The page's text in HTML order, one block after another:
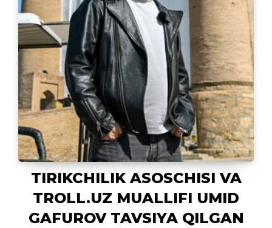
TIRIKCHILIK ASOSCHISI VA
TROLL.UZ MUALLIFI UMID
GAFUROV TAVSIYA QILGAN